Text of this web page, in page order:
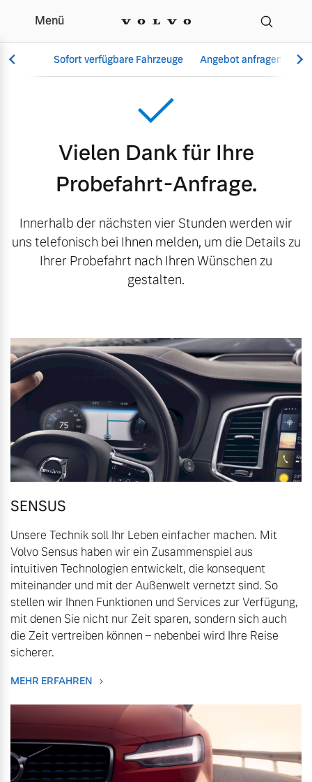
Danke Probefahrt
Menü
Sofort verfügbare Fahrzeuge Angebot anfragen
Vollelektrisch
6 Modelle
Plug-in Hybrid
3 Modelle
Mild-Hybrid
4 Modelle
Geschäftskunden
Editionsmodelle
Konnektivität
Angebot anfragen
Fahrzeug konfigurieren
Sofort verfügbare Fahrzeuge
Aktuelle Angebote
Volvo Gebrauchtwagenbörse
Gebrauchtwagen
Aktuelle Zubehörangebote
Zubehörkatalog
Service by Volvo
Sie erhalten bei uns eine
Vielzahl von Original
Volvo Winter- und
Sommer Kompletträder.
Bitte sprechen Sie uns
Frühjahrscheck
Entdecken Sie unsere
Über uns
Kontakt und Anfahrt
Unsere News & Events
Vielen Dank für Ihre
Probefahrt-Anfrage.
Innerhalb der nächsten vier Stunden werden wir
uns telefonisch bei Ihnen melden, um die Details zu
Ihrer Probefahrt nach Ihren Wünschen zu
gestalten.
SENSUS
Unsere Technik soll Ihr Leben einfacher machen. Mit
Volvo Sensus haben wir ein Zusammenspiel aus
intuitiven Technologien entwickelt, die konsequent
miteinander und mit der Außenwelt vernetzt sind. So
stellen wir Ihnen Funktionen und Services zur Verfügung,
mit denen Sie nicht nur Zeit sparen, sondern sich auch
die Zeit vertreiben können – nebenbei wird Ihre Reise
sicherer.
MEHR ERFAHREN